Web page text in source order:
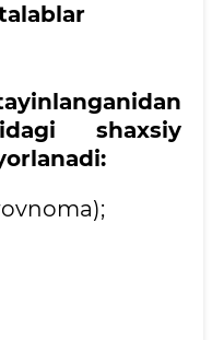
shaxsiy